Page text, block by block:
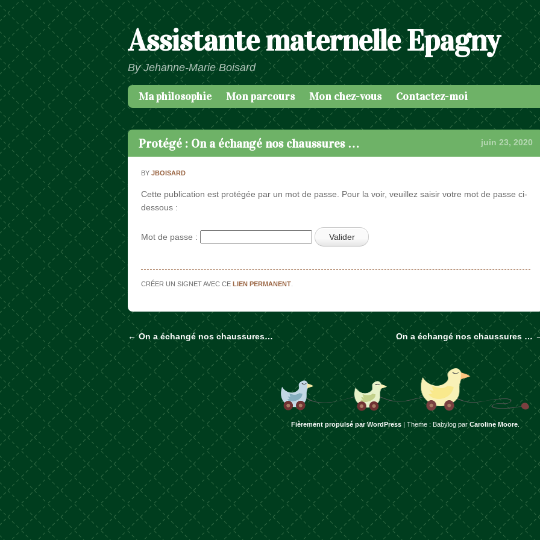
Assistante maternelle Epagny
By Jehanne-Marie Boisard
Menu
Passer au contenu
Ma philosophie Mon parcours Mon chez-vous Contactez-moi
Protégé : On a échangé nos chaussures … juin 23, 2020
BYJBOISARD
Cette publication est protégée par un mot de passe. Pour la voir, veuillez saisir votre mot de passe ci-
dessous :
Mot de passe :
CRÉER UN SIGNET AVEC CELIEN PERMANENT
Naviguer dans les articles
←On a échangé nos chaussures… On a échangé nos chaussures …
Fièrement propulsé par WordPress Theme : Babylog par Caroline Moore.